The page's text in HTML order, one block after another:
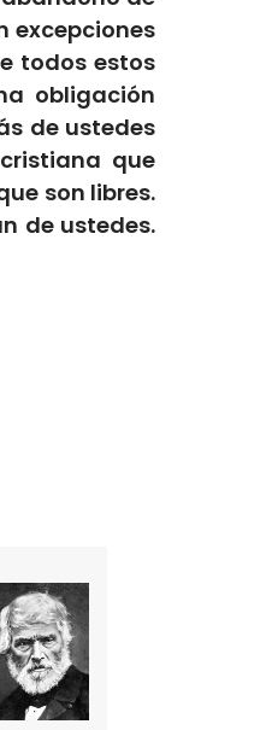
excepciones
todos estos
obligación
de ustedes
que
son libres.
de ustedes.